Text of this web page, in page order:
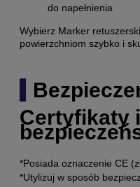
do napełnienia
Wybierz Marker
powierzchniom szybko i
Certyfikaty
*Posiada oznaczenie CE
*Utylizuj w sposób